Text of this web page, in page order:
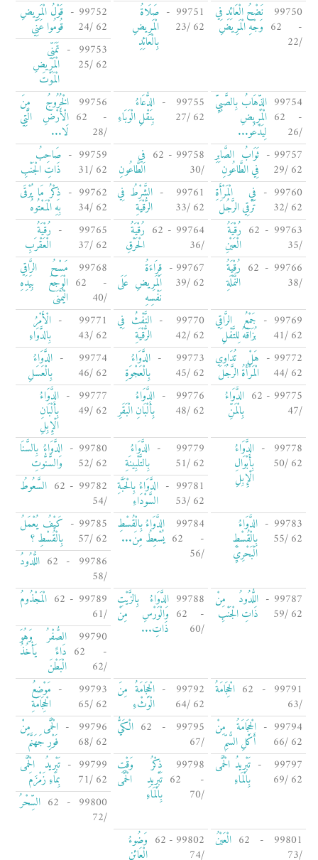
99750
- 62
/22
نَضْحُ الْعَائِدِ فِي
وَجْهِ الْمَرِيضِ
99751 -
62 /23
صَلَاةُ
الْمَرِيضِ
بِالْعَائِدِ
99752 -
62 /24
قَوْلُ الْمَرِيضِ
قُومُوا عَنِّي
99753 -
62 /25
تَمَنِّي
الْمَرِيضِ
الْمَوْتَ
99754
- 62
/26
الذِّهَابُ بِالصَّبِيِّ
الْمَرِيضِ
لِيَدْعُو...
99755 -
62 /27
الدُّعَاءُ
بِنَقْلِ الْوَبَاءِ
99756
- 62
/28
الْخُرُوجُ مِنَ
الْأَرْضِ الَّتِي
لَا...
99757 -
62 /29
ثَوَابُ الصَّابِرِ
فِي الطَّاعُونِ
99758 - 62
/30
فِي
الطَّاعُونِ
99759 -
62 /31
صَاحِبُ
ذَاتِ الْجَنْبِ
99760 -
62 /32
فِي الْمَرْأَةِ
تَرْقِي الرَّجُلَ
99761 -
62 /33
الشَّرْطُ فِي
الرُّقْيَةِ
99762 -
62 /34
ذِكْرُ مَا يُرْقَى
بِهِ الْمَعْتُوهُ
99763 - 62
/35
رُقْيَةُ
الْعَيْنِ
99764 - 62
/36
رُقْيَةُ
الْحَرْقِ
99765 -
62 /37
رُقْيَةُ
الْعَقْرَبِ
99766 - 62
/38
رُقْيَةُ
النَّمْلَةِ
99767 -
62 /39
قِرَاءَةُ
الْمَرِيضِ عَلَى
نَفْسِهِ
99768
- 62
/40
مَسْحُ الرَّاقِي
الْوَجَعَ بِيَدِهِ
الْيُمْنَى
99769 -
62 /41
جَمْعُ الرَّاقِي
بُزَاقَهُ لِلتَّفْلِ
99770 -
62 /42
النَّفْثُ فِي
الرُّقْيَةِ
99771 -
62 /43
الْأَمْرُ
بِالدَّوَاءِ
99772 -
62 /44
هَلْ تُدَاوِي
الْمَرْأَةُ الرَّجُلَ
99773 -
62 /45
الدَّوَاءُ
بِالْعَجْوَةِ
99774 -
62 /46
الدَّوَاءُ
بِالْعَسَلِ
99775 - 62
/47
الدَّوَاءُ
بِالْمَنِّ
99776 -
62 /48
الدَّوَاءُ
بِأَلْبَانِ الْبَقَرِ
99777 -
62 /49
الدَّوَاءُ
بِأَلْبَانِ
الْإِبِلِ
99778 -
62 /50
الدَّوَاءُ
بِأَبْوَالِ
الْإِبِلِ
99779 -
62 /51
الدَّوَاءُ
بِالتَّلْبِينَةِ
99780 -
62 /52
الدَّوَاءُ بِالسَّنَا
وَالسَّنُّوتِ
99781 -
62 /53
الدَّوَاءُ بِالْحَبَّةِ
السَّوْدَاءِ
99782 - 62
/54
السَّعُوطُ
99783 -
62 /55
الدَّوَاءُ
بِالْقُسْطِ
الْبَحْرِيِّ
99784
- 62
/56
الدَّوَاءُ بِالْقُسْطِ
يُسْعِطُ مِنَ...
99785 -
62 /57
كَيْفُ يُعْمَلُ
بِالْقُسْطِ ؟
99786 - 62
/58
اللُّدُودُ
99787 -
62 /59
اللُّدُودُ مِنْ
ذَاتِ الْجَنْبِ
99788
- 62
/60
الدَّوَاءُ بِالزَّيْتِ
وَالْوَرْسِ مِنْ
ذَاتِ...
99789 - 62
/61
الْمَجْذُومُ
99790
- 62
/62
الصُّفْرُ وَهُوَ
دَاءٌ يَأْخُذُ
الْبَطْنَ
99791 - 62
/63
الْحِجَامَةُ 99792 -
62 /64
الْحِجَامَةُ مِنَ
الْوَثْءِ
99793 -
62 /65
مَوْضِعُ
الْحِجَامَةِ
99794 -
62 /66
الْحِجَامَةُ مِنْ
أَكْلِ السُّمِّ
99795 - 62
/67
الْكَيُّ 99796 -
62 /68
الْحُمَّى مِنْ
فَوْرِ جَهَنَّمَ
99797 -
62 /69
تَبْرِيدُ الْحُمَّى
بِالْمَاءِ
99798
- 62
/70
ذِكْرُ وَقْتِ
تَبْرِيدِ الْحُمَّى
بِالْمَاءِ
99799 -
62 /71
تَبْرِيدُ الْحُمَّى
بِمَاءِ زَمْزَمَ
99800 - 62
/72
السِّحْرُ
99801 - 62
/73
الْعَيْنُ 99802 - 62
/74
وَضُوءُ
الْعَائِنِ